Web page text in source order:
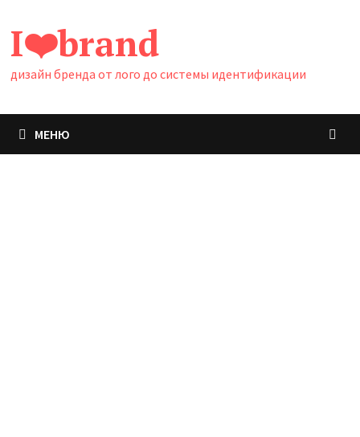
содержимому
I❤️brand
дизайн бренда от лого до системы идентификации
МЕНЮ